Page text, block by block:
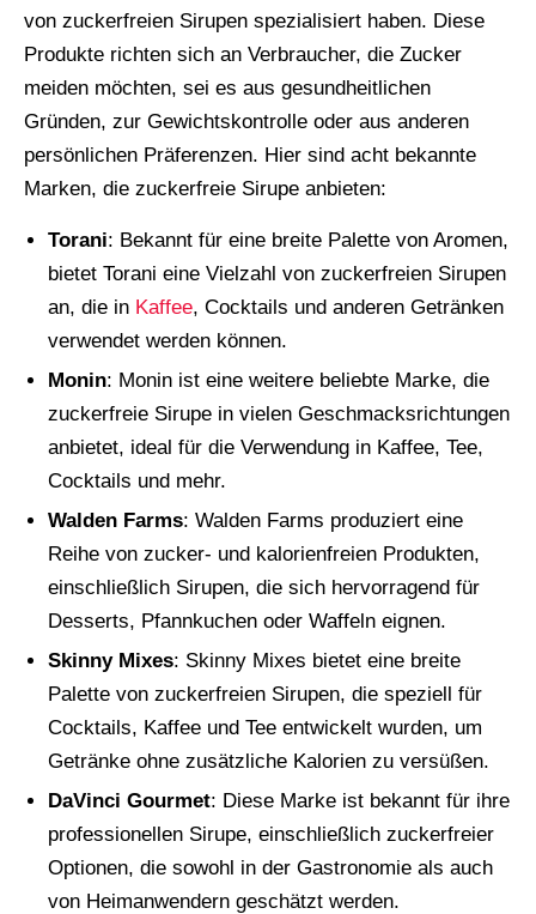
von zuckerfreien Sirupen spezialisiert haben. Diese
Produkte richten sich an Verbraucher, die Zucker
meiden möchten, sei es aus gesundheitlichen
Gründen, zur Gewichtskontrolle oder aus anderen
persönlichen Präferenzen. Hier sind acht bekannte
Marken, die zuckerfreie Sirupe anbieten:
Torani: Bekannt für eine breite Palette von Aromen,
bietet Torani eine Vielzahl von zuckerfreien Sirupen
an, die in Kaffee, Cocktails und anderen Getränken
verwendet werden können.
Monin: Monin ist eine weitere beliebte Marke, die
zuckerfreie Sirupe in vielen Geschmacksrichtungen
anbietet, ideal für die Verwendung in Kaffee, Tee,
Cocktails und mehr.
Walden Farms: Walden Farms produziert eine
Reihe von zucker- und kalorienfreien Produkten,
einschließlich Sirupen, die sich hervorragend für
Desserts, Pfannkuchen oder Waffeln eignen.
Skinny Mixes: Skinny Mixes bietet eine breite
Palette von zuckerfreien Sirupen, die speziell für
Cocktails, Kaffee und Tee entwickelt wurden, um
Getränke ohne zusätzliche Kalorien zu versüßen.
DaVinci Gourmet: Diese Marke ist bekannt für ihre
professionellen Sirupe, einschließlich zuckerfreier
Optionen, die sowohl in der Gastronomie als auch
von Heimanwendern geschätzt werden.